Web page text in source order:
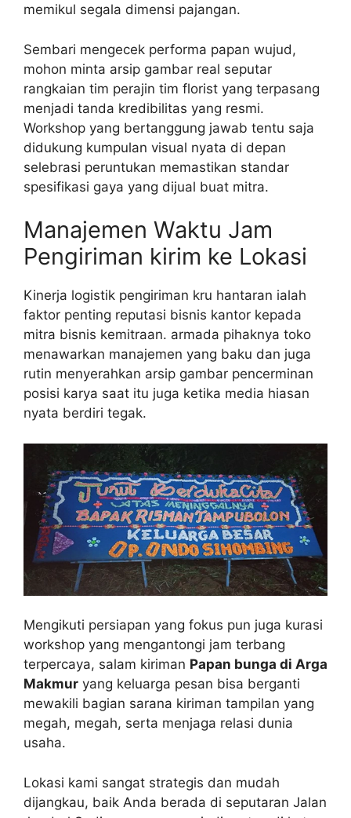
memikul segala dimensi pajangan.
Sembari mengecek performa papan wujud,
mohon minta arsip gambar real seputar
rangkaian tim perajin tim florist yang terpasang
menjadi tanda kredibilitas yang resmi.
Workshop yang bertanggung jawab tentu saja
didukung kumpulan visual nyata di depan
selebrasi peruntukan memastikan standar
spesifikasi gaya yang dijual buat mitra.
Manajemen Waktu Jam
Pengiriman kirim ke Lokasi
Kinerja logistik pengiriman kru hantaran ialah
faktor penting reputasi bisnis kantor kepada
mitra bisnis kemitraan. armada pihaknya toko
menawarkan manajemen yang baku dan juga
rutin menyerahkan arsip gambar pencerminan
posisi karya saat itu juga ketika media hiasan
nyata berdiri tegak.
Mengikuti persiapan yang fokus pun juga kurasi
workshop yang mengantongi jam terbang
terpercaya, salam kiriman Papan bunga di Arga
Makmur yang keluarga pesan bisa berganti
mewakili bagian sarana kiriman tampilan yang
megah, megah, serta menjaga relasi dunia
usaha.
Lokasi kami sangat strategis dan mudah
dijangkau, baik Anda berada di seputaran Jalan